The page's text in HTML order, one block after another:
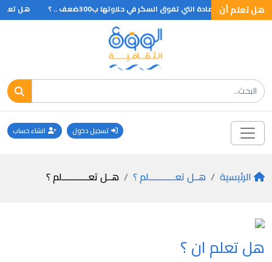
هل تعلم أن
هل تعلم أن المادة التي تفوق السكر في حلاوتها ب300ضعف .. ؟ هل تعلم
تسجيل دخول انشاء حساب
الرئيسية هــل تعـــــــــــلم ؟ هــل تعـــــــــــلم ؟
هل تعلم ان ؟